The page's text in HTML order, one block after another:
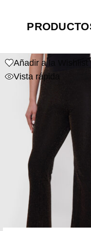
Añadir a la Wishlist
Vista rápida